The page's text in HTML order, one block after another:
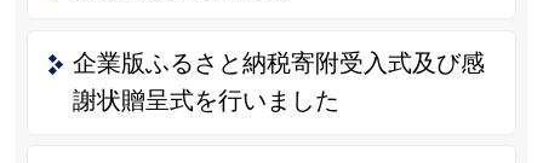
企業版ふるさと納税寄附受入式及び感
謝状贈呈式を行いました